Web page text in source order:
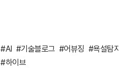
#AI #기술블로그 #어뷰징 #욕설탐지
#하이브